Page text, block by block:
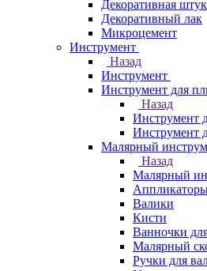
Декоративная
Декоративный лак
Микроцемент
Инструмент
Назад
Инструмент
Инструмент для
Назад
Инструмент
Инструмент
Малярный
Назад
Малярный
Валики
Кисти
Ванночки
Малярный
Ручки для